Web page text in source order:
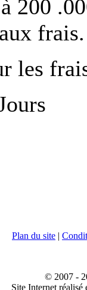
200
frais.
les
Plan du site |
© 2007 -
Site Internet réalisé